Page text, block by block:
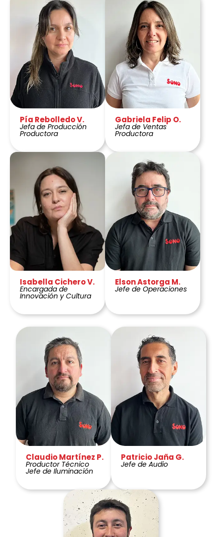
Pía Rebolledo V.
Jefa de Producción
Productora
Gabriela Felip O.
Jefa de Ventas
Productora
Isabella Cichero V.
Encargada de
Innovación y Cultura
Elson Astorga M.
Jefe de Operaciones
Claudio Martínez P.
Productor Técnico
Jefe de Iluminación
Patricio Jaña G.
Jefe de Audio